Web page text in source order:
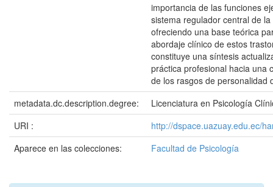
importancia de las funciones
sistema regulador central de
ofreciendo una base teórica
abordaje clínico de estos
constituye una síntesis
práctica profesional hacia una
de los rasgos de personalidad
metadata.dc.description.degree:
Licenciatura en Psicología
URI :
http://dspace.uazuay.edu.ec/
Aparece en las colecciones:
Facultad de Psicología